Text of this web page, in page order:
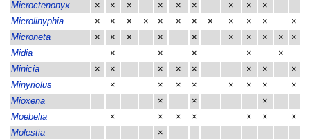
Microctenonyx
× × × × × × × ×
×
Microlinyphia
× × × × × × × × × × × ×
Microneta
× × × × × × × × × ×
Midia
× × × ×
×
Minicia
× × × × × × ×
×
Minyriolus
× × × × × × × ×
Mioxena
× ×
×
Moebelia
× × × × × × ×
Molestia
×